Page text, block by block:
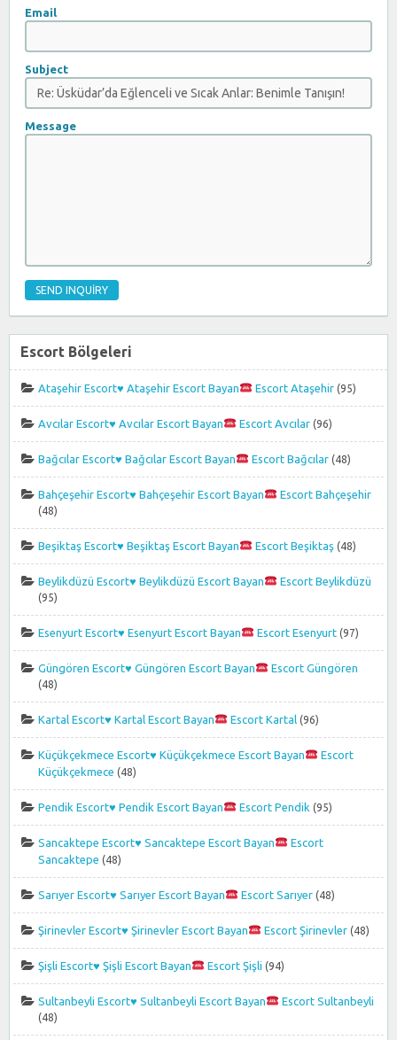
Email
Subject
Message
Escort Bölgeleri
Ataşehir Escort♥️ Ataşehir Escort Bayan Escort Ataşehir(95)
Avcılar Escort♥️ Avcılar Escort Bayan Escort Avcılar(96)
Bağcılar Escort♥️ Bağcılar Escort Bayan Escort Bağcılar(48)
Bahçeşehir Escort♥️ Bahçeşehir Escort Bayan Escort Bahçeşehir
(48)
Beşiktaş Escort♥️ Beşiktaş Escort Bayan Escort Beşiktaş(48)
Beylikdüzü Escort♥️ Beylikdüzü Escort Bayan Escort Beylikdüzü
(95)
Esenyurt Escort♥️ Esenyurt Escort Bayan Escort Esenyurt(97)
Güngören Escort♥️ Güngören Escort Bayan Escort Güngören
(48)
Kartal Escort♥️ Kartal Escort Bayan Escort Kartal(96)
Küçükçekmece Escort♥️ Küçükçekmece Escort Bayan
Escort
Küçükçekmece (48)
Pendik Escort♥️ Pendik Escort Bayan Escort Pendik (95)
Sancaktepe Escort♥️ Sancaktepe Escort Bayan
Escort
Sancaktepe (48)
Sarıyer Escort♥️ Sarıyer Escort Bayan Escort Sarıyer(48)
Şirinevler Escort♥️ Şirinevler Escort Bayan Escort Şirinevler(48)
Şişli Escort♥️ Şişli Escort Bayan Escort Şişli (94)
Sultanbeyli Escort♥️ Sultanbeyli Escort Bayan Escort Sultanbeyli
(48)